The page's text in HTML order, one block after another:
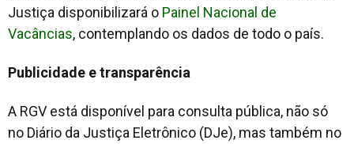
Justiça disponibilizará o Painel Nacional de
Vacâncias, contemplando os dados de todo o país.
Publicidade e transparência
A RGV está disponível para consulta pública, não só
no Diário da Justiça Eletrônico (DJe), mas também no